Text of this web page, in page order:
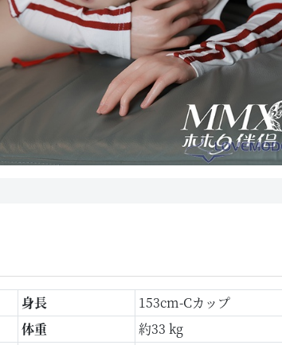
身長
153cm-Cカップ
体重
約33 kg